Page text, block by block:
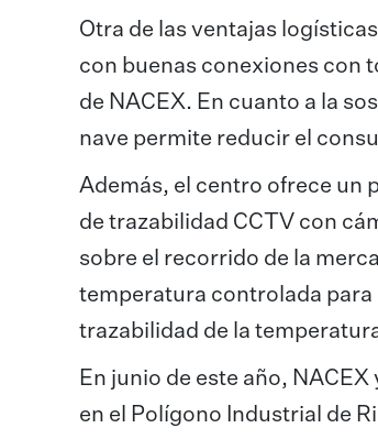
Otra de las ventajas
con buenas conexiones con
de NACEX. En cuanto a la
nave permite reducir el
Además, el centro ofrece un
de trazabilidad CCTV con
sobre el recorrido de la
temperatura controlada para
trazabilidad de la
En junio de este año,
en el Polígono Industrial de